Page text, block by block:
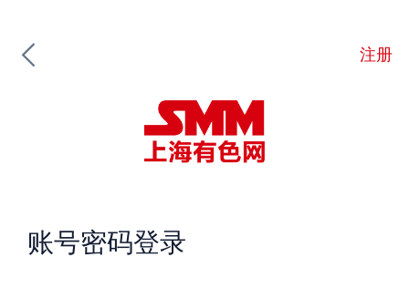
注册
账号密码登录